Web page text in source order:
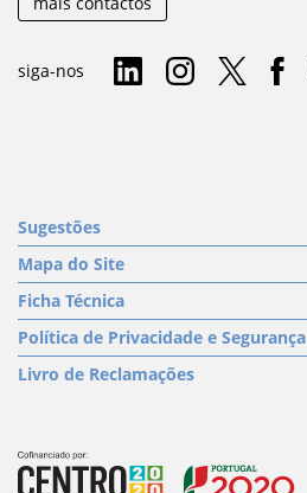
siga-nos
Sugestões
Mapa do Site
Ficha Técnica
Política de Privacidade e Segurança
Livro de Reclamações